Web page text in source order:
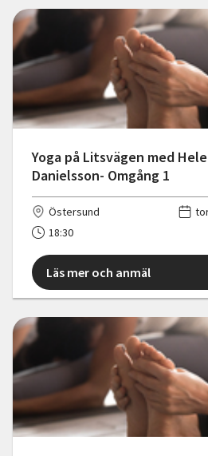
Yoga på Litsvägen med
Danielsson- Omgång 1
Östersund
18:30
Läs mer och anmäl